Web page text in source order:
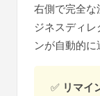
右側で完全
ジネスディ
ンが自動的に
✅ リマイ